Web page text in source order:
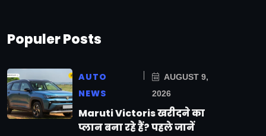
Populer Posts
AUTO
NEWS
AUGUST 9,
2026
Maruti Victoris खरीदने का
प्लान बना रहे हैं? पहले जानें